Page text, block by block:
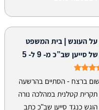
על העונש | בית המשפט
העליון מפחית בעונשו של סייען שב”כ מ- 9 ל- 5
ברצח - הסתיים בהרשעה
קטלנית במהלכה נורה
כנגד סייען שב"כ כתב